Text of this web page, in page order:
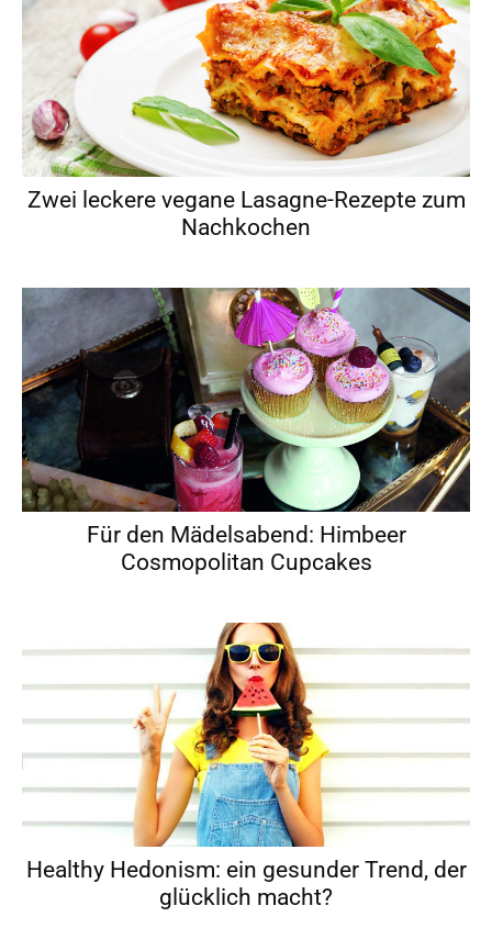
Zwei leckere vegane Lasagne-Rezepte zum
Nachkochen
Für den Mädelsabend: Himbeer
Cosmopolitan Cupcakes
Healthy Hedonism: ein gesunder Trend, der
glücklich macht?